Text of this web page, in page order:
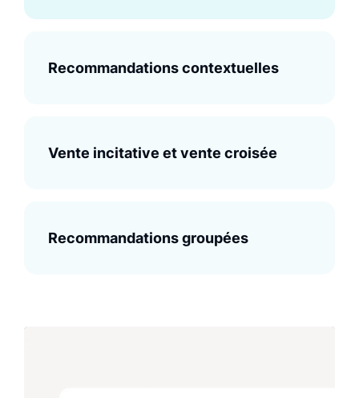
Recommandations contextuelles
Vente incitative et vente croisée
Recommandations groupées